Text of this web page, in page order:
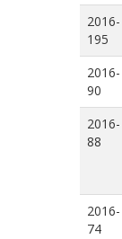
2016-
195
2016-
90
2016-
88
2016-
74